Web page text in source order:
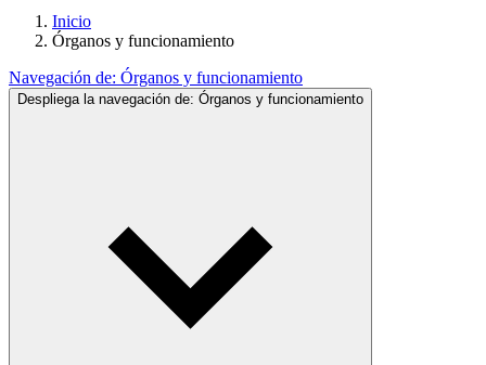
Inicio
Órganos y funcionamiento
Navegación de: Órganos y funcionamiento
Despliega la navegación de: Órganos y funcionamiento